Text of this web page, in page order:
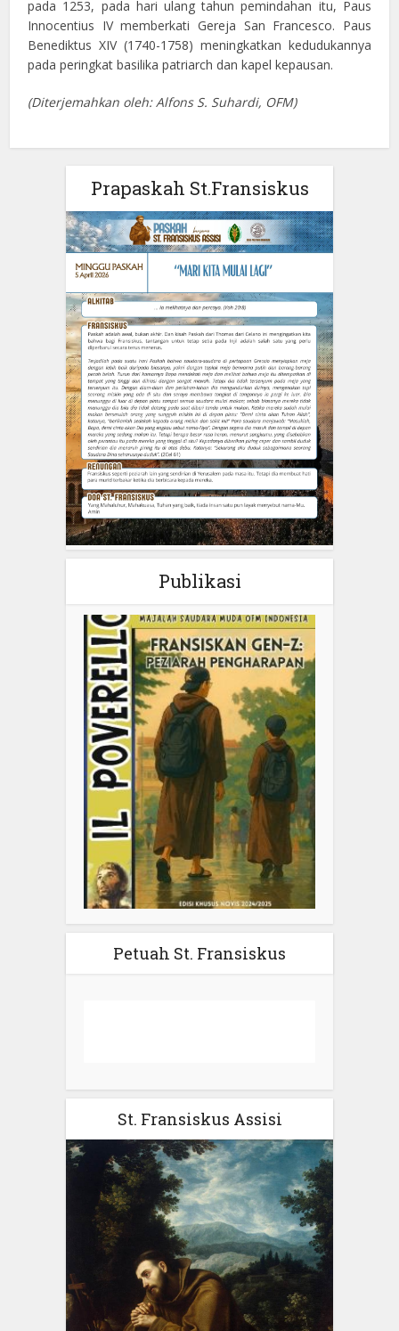
pada 1253, pada hari ulang tahun pemindahan itu, Paus
Innocentius IV memberkati Gereja San Francesco. Paus
Benediktus XIV (1740-1758) meningkatkan kedudukannya
pada peringkat basilika patriarch dan kapel kepausan.
(Diterjemahkan oleh: Alfons S. Suhardi, OFM)
Prapaskah St.Fransiskus
Publikasi
Petuah St. Fransiskus
St. Fransiskus Assisi